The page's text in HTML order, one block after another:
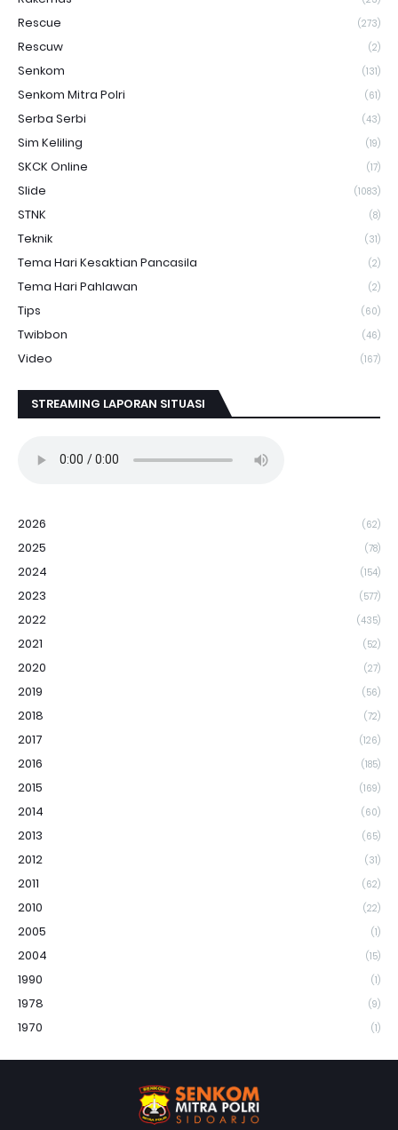
Rescue (273)
Rescuw (2)
Senkom (131)
Senkom Mitra Polri (61)
Serba Serbi (43)
Sim Keliling (19)
SKCK Online (17)
Slide (1083)
STNK (8)
Teknik (31)
Tema Hari Kesaktian Pancasila (2)
Tema Hari Pahlawan (2)
Tips (60)
Twibbon (46)
Video (167)
STREAMING LAPORAN SITUASI
2026 (62)
2025 (78)
2024 (154)
2023 (577)
2022 (435)
2021 (52)
2020 (27)
2019 (56)
2018 (72)
2017 (126)
2016 (185)
2015 (169)
2014 (60)
2013 (65)
2012 (31)
2011 (62)
2010 (22)
2005 (1)
2004 (15)
1990 (1)
1978 (9)
1970 (1)